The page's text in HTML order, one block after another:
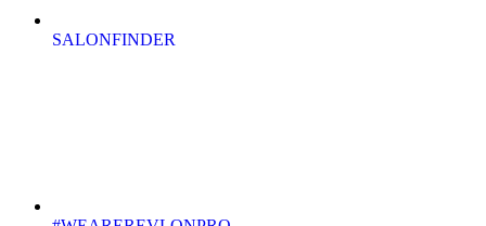
SALONFINDER